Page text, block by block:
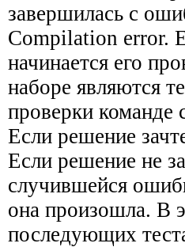
завершилась с
Compilation error.
начинается его
наборе являются
проверки команде
Если решение
Если решение не
случившейся
она произошла. В
последующих